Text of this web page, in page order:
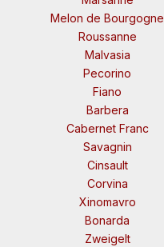
Melon de Bourgogne
Roussanne
Malvasia
Pecorino
Fiano
Barbera
Cabernet Franc
Savagnin
Cinsault
Corvina
Xinomavro
Bonarda
Zweigelt